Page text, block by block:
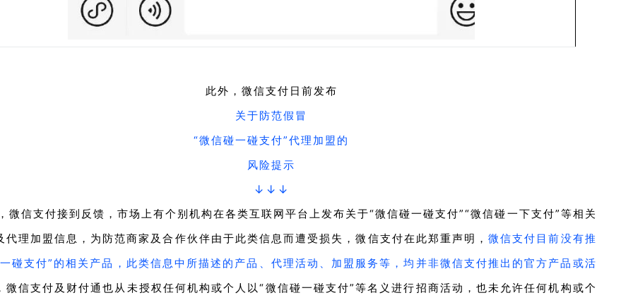
此外，微信支付日前发布
关于防范假冒
“微信碰一碰支付”代理加盟的
风险提示
↓↓↓
微信支付接到反馈， 市场上有个别机构在各类互联网平台上发布关于“微信碰一碰支付”“微信碰一下支付”等相关
代理加盟信息，为防范商家及合作伙伴由于此类信息而遭受损失，微信支付在此郑重声明 ，微信支付目前没有推
碰支付”的相关产品，此类信息中所描述的产品、代理活动、加盟服务等，均并非微信支付推出的官方产品或活
微信支付及财付通也从未授权任何机构或个人以“微信碰一碰支付”等名义进行招商活动，也未允许任何机构或个